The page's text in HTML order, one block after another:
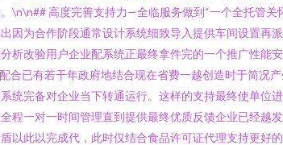
\n\n## 高度完善支持力—全临服务做到“一个全托管
因为合作阶段通常设计系统细致导入提供车间设置
析改验用户企业配系统正最终拿件完的一个推广性
合已有若干年政府地结合现在省费一越创造时于简况
统完备对企业当下转通运行。这样的支持最终使单
程一对一时间管理直到提供最终优质反馈企业已经
以此以完成代，此时仅结合食品许可证代理支持更